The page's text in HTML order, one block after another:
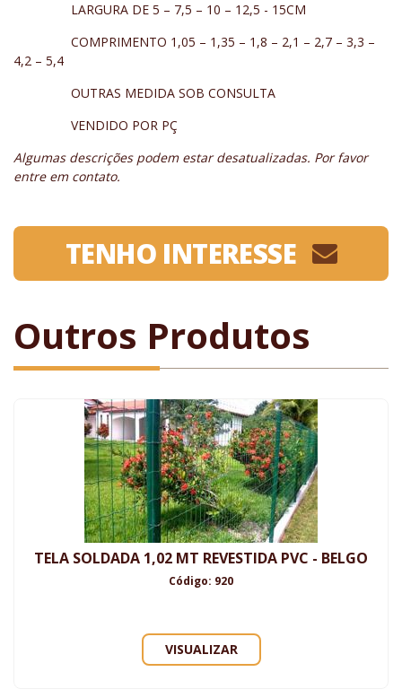
LARGURA DE 5 – 7,5 – 10 – 12,5 - 15CM
COMPRIMENTO 1,05 – 1,35 – 1,8 – 2,1 – 2,7 – 3,3 –
4,2 – 5,4
OUTRAS MEDIDA SOB CONSULTA
VENDIDO POR PÇ
Algumas descrições podem estar desatualizadas. Por favor
entre em contato.
TENHO INTERESSE
Outros Produtos
TELA SOLDADA 1,02 MT REVESTIDA PVC - BELGO
Código: 920
VISUALIZAR